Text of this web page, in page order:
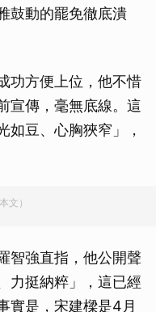
鼓動的罷免徹底潰
功方便上位，他不惜
宣傳，毫無底線。這
如豆、心胸狹窄」，
文）
智強直指，他公開聲
力挺納粹」，這已經
實是，宋建樑是4月